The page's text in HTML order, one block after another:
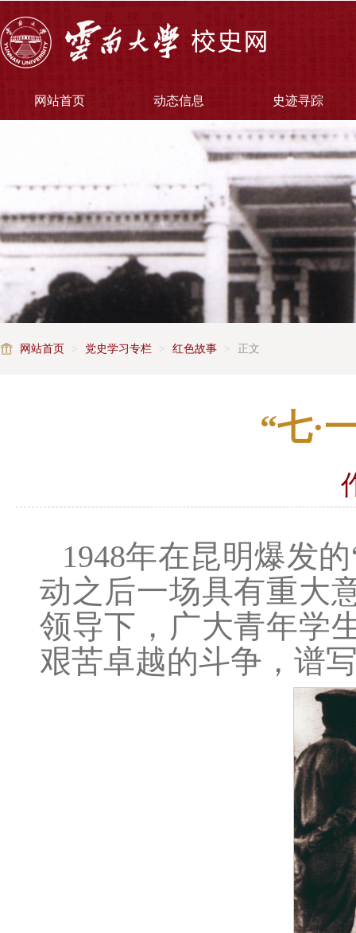
网站首页 动态信息 史迹寻踪
网站首页 > 党史学习专栏 > 红色故事 > 正文
“七·
1948年在昆明爆发
动之后一场具有重大
领导下，广大青年学
艰苦卓越的斗争，谱